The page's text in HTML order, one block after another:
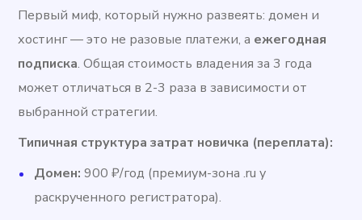
Первый миф, который нужно развеять: домен и
хостинг — это не разовые платежи, а ежегодная
подписка. Общая стоимость владения за 3 года
может отличаться в 2-3 раза в зависимости от
выбранной стратегии.
Типичная структура затрат новичка (переплата):
Домен: 900 ₽/год (премиум-зона .ru у
раскрученного регистратора).